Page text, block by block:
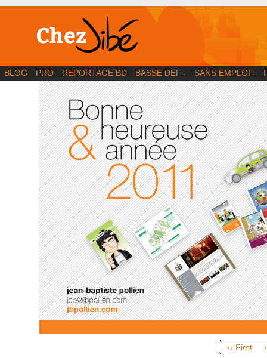
BD | Illustration | Blog
BLOG PRO REPORTAGE BD BASSE DEF ↓ SANS EMPLOI ↓
‹‹ First